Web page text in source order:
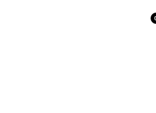
içerisinde kargoya verilecektir.